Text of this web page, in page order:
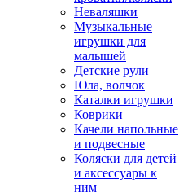
Неваляшки
Музыкальные
игрушки для
малышей
Детские рули
Юла, волчок
Каталки игрушки
Коврики
Качели напольные
и подвесные
Коляски для детей
и аксессуары к
ним